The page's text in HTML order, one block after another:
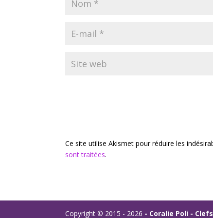
Ce site utilise Akismet pour réduire les
sont traitées.
Copyright © 2015 - 2026 - Coralie Poli -